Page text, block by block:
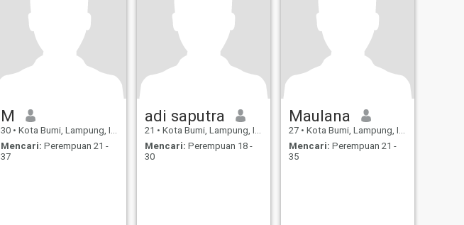
M
30 • Kota Bumi, Lampung, Indonesia
Mencari: Perempuan 21 -
37
adi saputra
21 • Kota Bumi, Lampung, Indonesia
Mencari: Perempuan 18 -
30
Maulana
27 • Kota Bumi, Lampung, Indonesia
Mencari: Perempuan 21 -
35